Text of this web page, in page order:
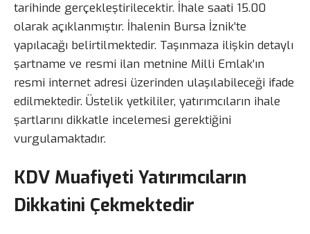
tarihinde gerçekleştirilecektir. İhale saati 15.00
olarak açıklanmıştır. İhalenin Bursa İznik’te
yapılacağı belirtilmektedir. Taşınmaza ilişkin detaylı
şartname ve resmi ilan metnine Milli Emlak’ın
resmi internet adresi üzerinden ulaşılabileceği ifade
edilmektedir. Üstelik yetkililer, yatırımcıların ihale
şartlarını dikkatle incelemesi gerektiğini
vurgulamaktadır.
KDV Muafiyeti Yatırımcıların
Dikkatini Çekmektedir